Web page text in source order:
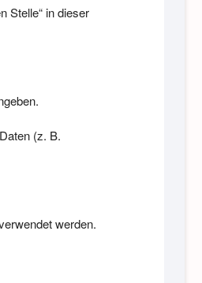
Stelle“ in dieser
(z. B.
werden.